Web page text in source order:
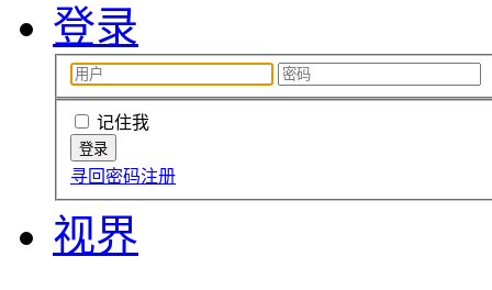
登录
记住我
寻回密码注册
视界